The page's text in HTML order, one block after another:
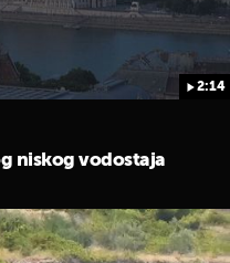
2:14
niskog vodostaja